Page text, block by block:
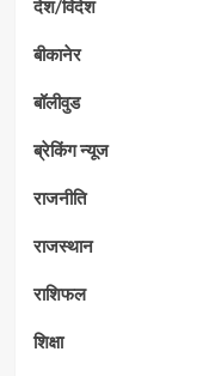
देश/विदेश
बीकानेर
बॉलीवुड
ब्रेकिंग न्यूज
राजनीति
राजस्थान
राशिफल
शिक्षा